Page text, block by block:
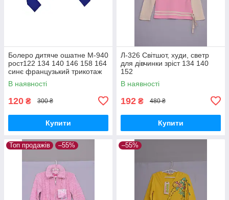
Болеро дитяче ошатне М-940
рост122 134 140 146 158 164
синє французький трикотаж
В наявності
120 ₴ 300 ₴
Купити
Л-326 Світшот, худи, светр
для дівчинки зріст 134 140
152
В наявності
192 ₴ 480 ₴
Купити
Топ продажів –55% –55%